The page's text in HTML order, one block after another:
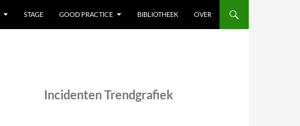
STAGE GOOD PRACTICE BIBLIOTHEEK OVER
Incidenten Trendgrafiek